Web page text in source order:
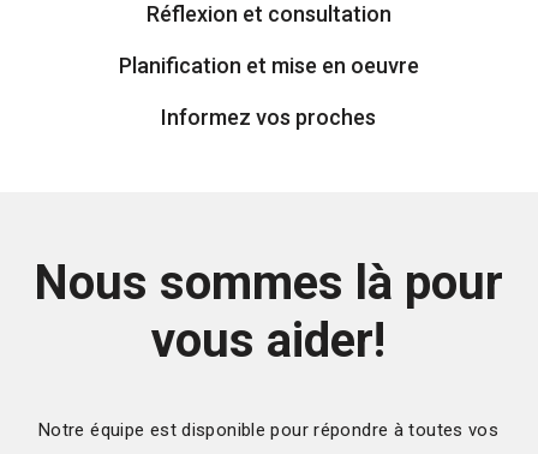
Réflexion et consultation
Planification et mise en oeuvre
Informez vos proches
Nous sommes là pour
vous aider!
Notre équipe est disponible pour répondre à toutes vos